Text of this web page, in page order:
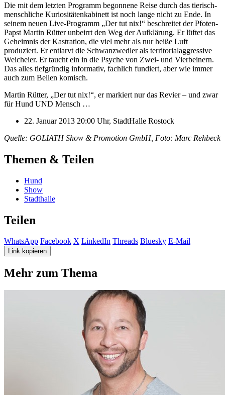
Die mit dem letzten Programm begonnene Reise durch das tierisch-
menschliche Kuriositätenkabinett ist noch lange nicht zu Ende. In
seinem neuen Live-Programm „Der tut nix!“ beschreitet der Pfoten-
Papst Martin Rütter unbeirrt den Weg der Aufklärung. Er lüftet das
Geheimnis der Kastration, die viel mehr als nur heiße Luft
produziert. Er entlarvt die Schwanzwedler als territorialaggressive
Weicheier. Er taucht ein in die Psyche von Zwei- und Vierbeinern.
Das alles tiefgründig informativ, fachlich fundiert, aber wie immer
auch zum Bellen komisch.
Martin Rütter, „Der tut nix!“, er markiert nur das Revier – und zwar
für Hund UND Mensch …
22. Januar 2013 20:00 Uhr, StadtHalle Rostock
Quelle: GOLIATH Show & Promotion GmbH, Foto: Marc Rehbeck
Themen & Teilen
Hund
Show
Stadthalle
Teilen
WhatsApp Facebook X LinkedIn Threads Bluesky E-Mail
Link kopieren
Mehr zum Thema